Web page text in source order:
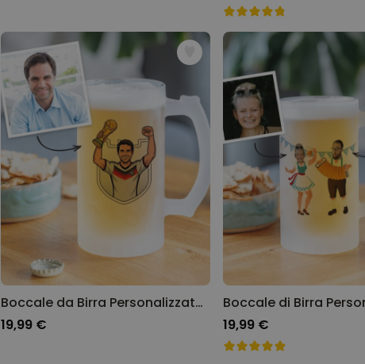
Boccale da Birra Personalizzato con Foto Mondiali di Calcio
19,99 €
19,99 €